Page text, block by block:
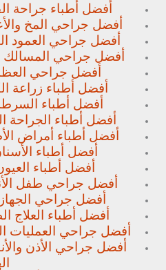
أفضل أطباء جراحة
أفضل جراحي المخ
أفضل جراحي العمود
أفضل جراحي المسالك
أفضل جراحي
أفضل أطباء زراعة
أفضل أطباء
أفضل أطباء الجراحة
أفضل أطباء أمراض
أفضل أطباء
أفضل أطباء
أفضل جراحي طفل
أفضل جراحي
أفضل أطباء العلاج
أفضل جراحي العمليات
أفضل جراحي الأذن